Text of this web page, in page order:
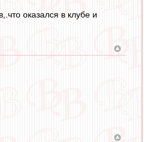
оказался в клубе и